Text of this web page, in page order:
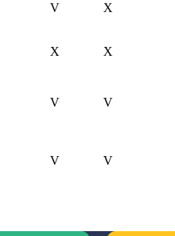
V X
X X
V V
V V